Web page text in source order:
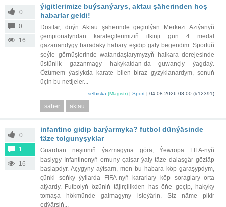
0
0
16
ýigitlerimize buýsanýarys, aktau şäherinden hoş
habarlar geldi!
Dostlar, düýn Aktau şäherinde geçirilýän Merkezi Aziýanyň
çempionatyndan karateçilerimiziň ilkinji gün 4 medal
gazanandygy baradaky habary eşidip gaty begendim. Sportuň
şeýle görnüşlerinde watandaşlarymyzyň halkara derejesinde
üstünlik gazanmagy hakykatdan-da guwançly ýagdaý.
Özümem ýaşlykda karate bilen biraz gyzyklanardym, şonuň
üçin bu netijeler...
selbiska (Magistr) |Sport | 04.08.2026 08:00 (#12391)
saher aktau
0
1
16
infantino gidip barýarmyka? futbol dünýäsinde
täze tolgunyşyklar
Guardian neşiriniň ýazmagyna görä, Ýewropa FIFA-nyň
başlygy Infantinonyň ornuny çalşar ýaly täze dalaşgär gözläp
başlapdyr. Açygyny aýtsam, men bu habara köp garaşypdym,
çünki soňky ýyllarda FIFA-nyň kararlary köp soraglary orta
atýardy. Futbolyň özüniň täjirçilikden has öňe geçip, hakyky
tomaşa hökmünde galmagyny isleýärin. Siz näme pikir
edýärsiň...